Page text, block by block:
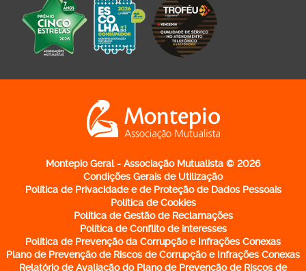
Logo Montepio Associação Mutualista -
Montepio Geral - Associação Mutualista © 2026
Condições Gerais de Utilização
Política de Privacidade e de Proteção de Dados Pessoais
Política de Cookies
Política de Gestão de Reclamações
Política de Conflito de interesses
Política de Prevenção da Corrupção e Infrações Conexas
Plano de Prevenção de Riscos de Corrupção e Infrações Conexas
Relatório de Avaliação do Plano de Prevenção de Riscos de